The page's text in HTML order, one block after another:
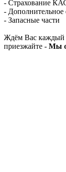
- Страхование
- Дополнительное
- Запасные части
Ждём Вас каждый
приезжайте - Мы